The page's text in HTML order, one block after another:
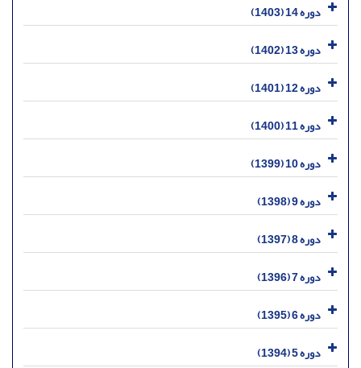
دوره 14 (1403)
دوره 13 (1402)
دوره 12 (1401)
دوره 11 (1400)
دوره 10 (1399)
دوره 9 (1398)
دوره 8 (1397)
دوره 7 (1396)
دوره 6 (1395)
دوره 5 (1394)